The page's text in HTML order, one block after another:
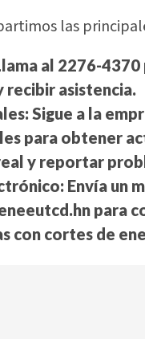
las
al 2276-
recibir asistencia.
Sigue a la
para obtener
y reportar
Envía un
para
con cortes de